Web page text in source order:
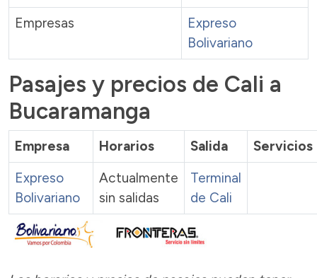
Empresas
Expreso
Bolivariano
Pasajes y precios de Cali a
Bucaramanga
Empresa Horarios Salida
Servicios
Expreso
Bolivariano
Actualmente
sin salidas
Terminal
de Cali